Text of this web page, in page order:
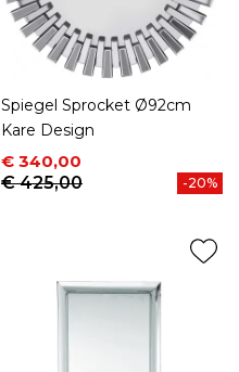
Spiegel Sprocket Ø92cm
Kare Design
Prijs
€ 340,00
Normale prijs
€ 425,00
-20%